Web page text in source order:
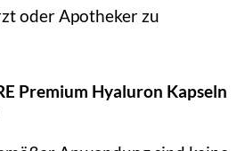
oder Apotheker zu
Premium Hyaluron Kapseln